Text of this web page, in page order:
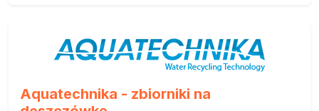
Aquatechnika - zbiorniki na